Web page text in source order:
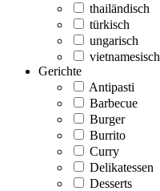
thailändisch
türkisch
ungarisch
vietnamesisch
Gerichte
Antipasti
Barbecue
Burger
Burrito
Curry
Delikatessen
Desserts